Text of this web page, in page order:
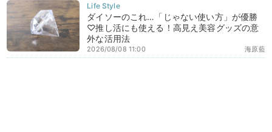
ダイソーのこれ…「じゃない使い方」が優勝
♡推し活にも使える！高見え美容グッズの意
外な活用法
海原藍
2026/08/08 11:00